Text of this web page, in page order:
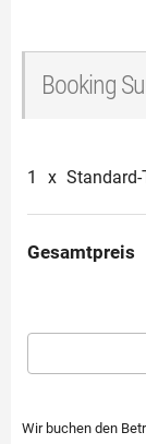
Booking
1 x
Gesamtpreis
Wir buchen den